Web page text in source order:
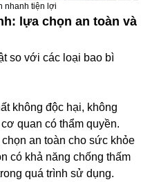
nhanh tiện lợi
lựa chọn an toàn và
so với các loại bao bì
không độc hại, không
quan có thẩm quyền.
an toàn cho sức khỏe
có khả năng chống thấm
quá trình sử dụng.